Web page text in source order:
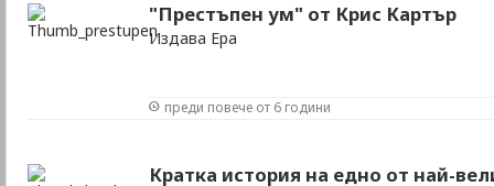
"Престъпен ум" от Крис Картър
Издава Ера
преди повече от 6 години
Кратка история на едно от най-